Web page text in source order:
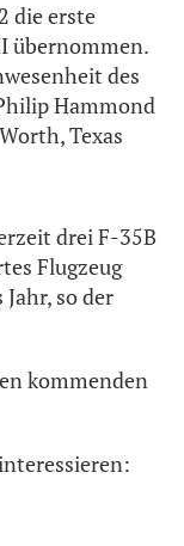
die erste
übernommen.
des
Hammond
Texas
drei F-35B
Flugzeug
so der
kommenden